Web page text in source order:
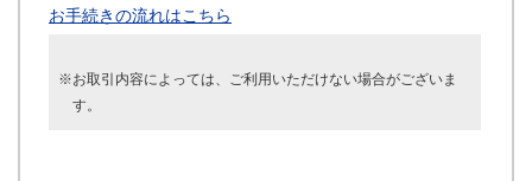
お手続きの流れはこちら
※お取引内容によっては、ご利用いただけない場合がございま
す。